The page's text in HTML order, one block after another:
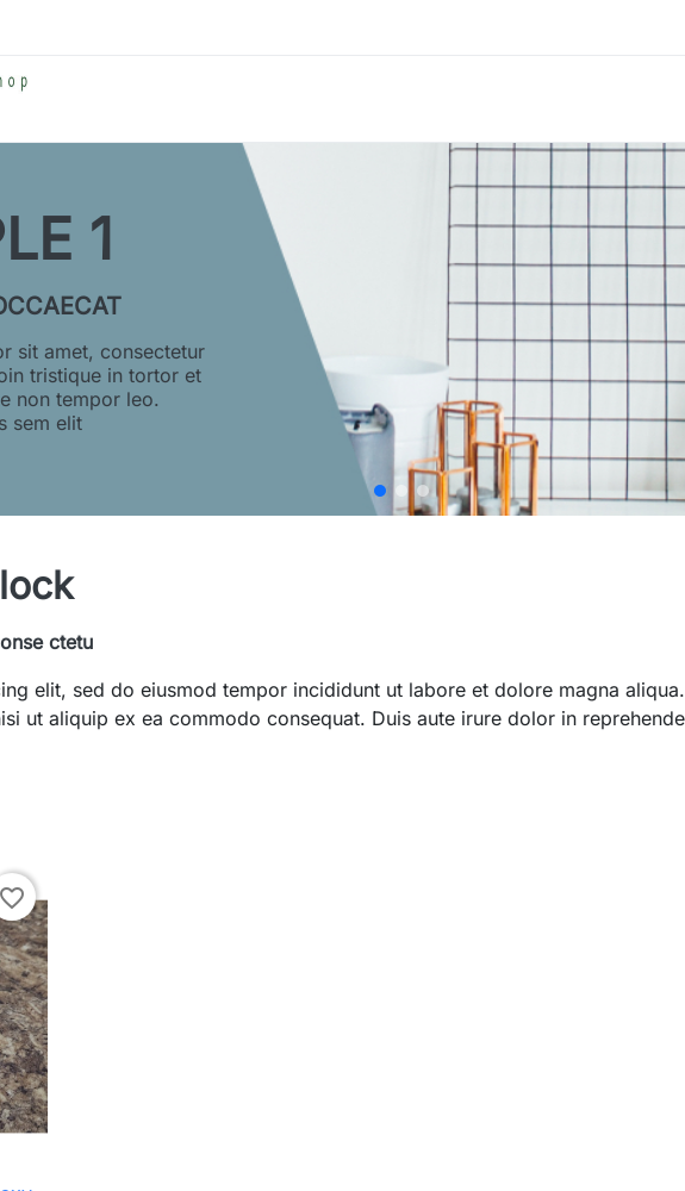
1
sit amet, consectetur
tristique in tortor et
non tempor leo.
sem elit
ctetu
elit, sed do eiusmod tempor incididunt ut labore et dolore magna
ut aliquip ex ea commodo consequat. Duis aute irure dolor in
favorite_border